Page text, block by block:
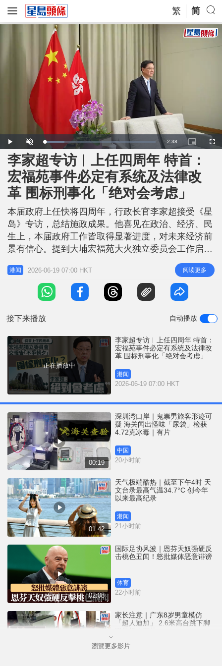
繁 简
P
l
a
y
U
n
m
u
t
L
o
a
d
e
d
:
1
7
.
8
3
R
e
m
i
n
n
-2:38
P
i
e
-
i
c
t
r
e
F
u
李家超专访︱上任四周年 特首：
宏福苑事件必定有系统及法律改
革 围标刑事化「绝对会考虑」
本届政府上任快将四周年，行政长官李家超接受《星
岛》专访，总结施政成果。他喜见在政治、经济、民
生上，本届政府工作皆取得显著进度，对未来经济前
景有信心。提到大埔宏福苑大火独立委员会工作启动
已半年，9个月工作限期只剩三分之一，李家超指对
委员会工作充满信心，但明言「不争朝夕」，若委员
会需更多时间，可向他提出。对于有声音建议把围标
行为刑事化，他表明「绝对会考虑」，强调最终必定
港闻 2026-06-19 07:00 HKT 阅读更多
接下来播放 自动播放
正在播放中
李家超专访︱上任四周年 特首：
宏福苑事件必定有系统及法律改
革 围标刑事化「绝对会考虑」
港闻
2026-06-19 07:00 HKT
00:19
深圳湾口岸｜鬼祟男旅客形迹可
疑 海关闻出怪味「尿袋」检获
4.72克冰毒｜有片
中国
20小时前
01:42
天气极端酷热｜截至下午4时 天
文台录最高气温34.7°C 创今年
以来最高纪录
港闻
21小时前
02:08
国际足协风波｜恩芬天奴强硬反
击桃色丑闻！怒批媒体恶意诽谤
体育
22小时前
家长注意｜广东8岁男童模仿
「超人迪加」 2.6米高台跳下脚
中国
瀏覽更多影片